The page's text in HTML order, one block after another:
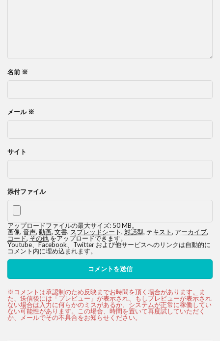
名前 ※
メール ※
サイト
添付ファイル
アップロードファイルの最大サイズ: 50 MB。
画像, 音声, 動画, 文書, スプレッドシート, 対話型, テキスト, アーカイブ,
コード,その他をアップロードできます。
Youtube、Facebook、Twitter および他サービスへのリンクは自動的に
コメント内に埋め込まれます。